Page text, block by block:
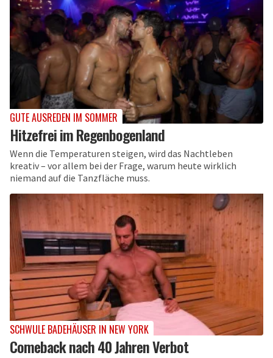
GUTE AUSREDEN IM SOMMER
Hitzefrei im Regenbogenland
Wenn die Temperaturen steigen, wird das Nachtleben
kreativ – vor allem bei der Frage, warum heute wirklich
niemand auf die Tanzfläche muss.
SCHWULE BADEHÄUSER IN NEW YORK
Comeback nach 40 Jahren Verbot